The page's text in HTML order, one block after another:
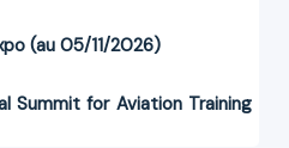
(au 05/11/2026)
Summit for Aviation Training